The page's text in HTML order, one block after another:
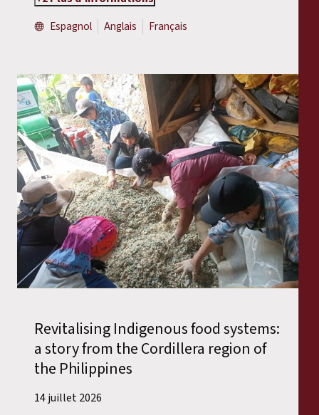
Espagnol
Anglais Français
Revitalising Indigenous food systems:
a story from the Cordillera region of
the Philippines
14 juillet 2026